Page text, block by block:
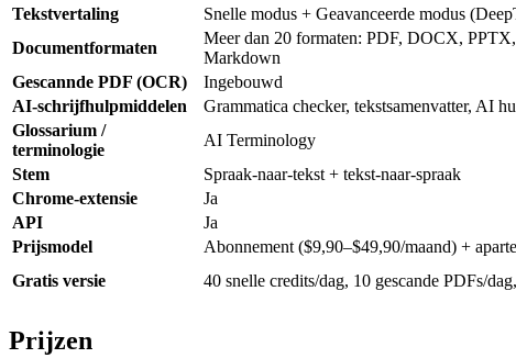
Tekstvertaling
Snelle modus + Geavanceerde modus
Documentformaten
Meer dan 20 formaten: PDF, DOCX,
Markdown
Gescannde PDF (OCR)
Ingebouwd
AI-schrijfhulpmiddelen
Grammatica checker, tekstsamenvatter, AI
Glossarium /
terminologie
AI Terminology
Stem
Spraak-naar-tekst + tekst-naar-spraak
Chrome-extensie
Ja
API
Ja
Prijsmodel
Abonnement ($9,90–$49,90/maand) +
Gratis versie
40 snelle credits/dag, 10 gescande PDFs/
Prijzen